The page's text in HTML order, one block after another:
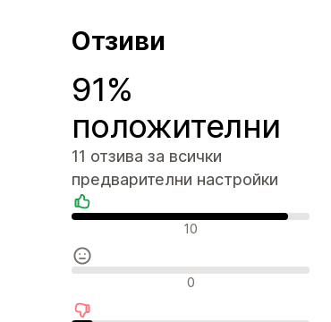
Отзиви
91%
положителни
11 отзива за всички
предварителни настройки
Положителни отзиви
10
Неутрални отзиви
0